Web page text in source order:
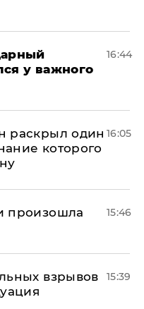
у важного
16:44
раскрыл один
которого
16:05
произошла
15:46
взрывов
15:39